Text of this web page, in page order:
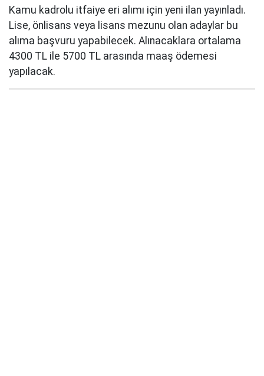
Kamu kadrolu itfaiye eri alımı için yeni ilan yayınladı.
Lise, önlisans veya lisans mezunu olan adaylar bu
alıma başvuru yapabilecek. Alınacaklara ortalama
4300 TL ile 5700 TL arasında maaş ödemesi
yapılacak.